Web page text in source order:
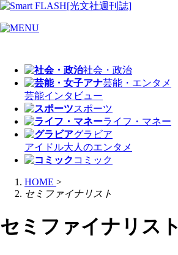
社会・政治
芸能・エンタメ
芸能インタビュー
スポーツ
ライフ・マネー
グラビア
アイドル大人のエンタメ
コミック
HOME >
セミファイナリスト
セミファイナリスト